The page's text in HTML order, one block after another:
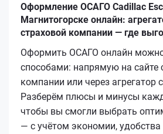
Оформление ОСАГО Cadillac
Магнитогорске онлайн:
страховой компании — где
Оформить ОСАГО онлайн
способами: напрямую на сайте
компании или через агрегатор
Разберём плюсы и минусы
чтобы вы смогли выбрать
— с учётом экономии, удобства